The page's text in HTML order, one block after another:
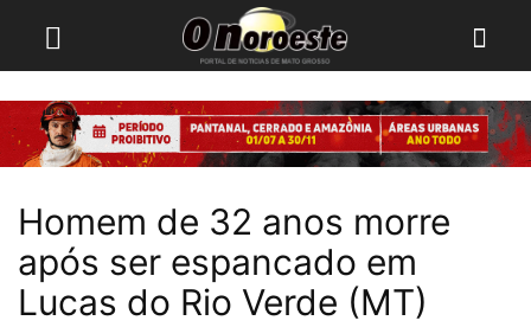
Homem de 32 anos morre
após ser espancado em
Lucas do Rio Verde (MT)